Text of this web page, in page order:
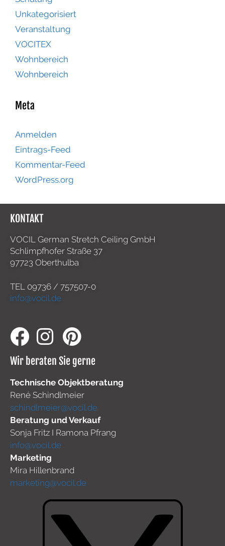
Unkategorisiert
Veranstaltung
VOCITEX
Wohnbereich
Wohnbereich
Meta
Anmelden
Eintrags-Feed
Kommentar-Feed
WordPress.org
KONTAKT
VOCIL German Stretch Ceiling GmbH
Schlimpfhofer Straße 37
97723 Oberthulba
TEL 09736 / 757507-0
info@vocil.de
Wir beraten Sie gerne
Technische Objektberatung
René Schindlmeier
schindlmeier@vocil.de
Beratung und Verkauf
Sonja Fritz I Ramona Pfrang
info@vocil.de
Marketing
Mira Hillenbrand
marketing@vocil.de